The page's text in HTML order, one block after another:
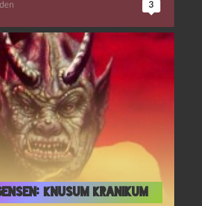
3
Knusum Kranikum